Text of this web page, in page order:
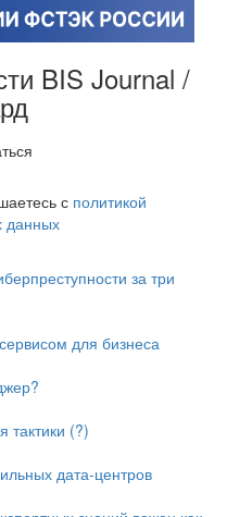
BIS Journal /
с политикой
данных
за три
для бизнеса
(?)
дата-центров